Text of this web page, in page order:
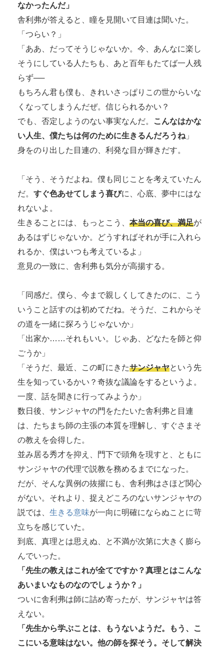
なかったんだ」
舎利弗が答えると、瞳を見開いて目連は聞いた。
「つらい？」
「ああ、だってそうじゃないか。今、あんなに楽し
そうにしている人たちも、あと百年もたてば一人残
らず──
もちろん君も僕も、きれいさっぱりこの世からいな
くなってしまうんだぜ。信じられるかい？
でも、否定しようのない事実なんだ。
こんなはかな
い人生、僕たちは何のために生きるんだろうね 」
身をのり出した目連の、利発な目が輝きだす。
「そう、そうだよね。僕も同じことを考えていたん
だ。 すぐ色あせてしまう喜びに、心底、夢中にはな
れないよ。
生きることには、もっとこう、 本当の喜び、満足が
あるはずじゃないか。どうすればそれが手に入れら
れるか、僕はいつも考えているよ」
意見の一致に、舎利弗も気分が高揚する。
「同感だ。僕ら、今まで親しくしてきたのに、こう
いうこと話すのは初めてだね。そうだ、これからそ
の道を一緒に探ろうじゃないか」
「出家か……それもいい。じゃあ、どなたを師と仰
ごうか」
「そうだ、最近、この町にきたサンジャヤという先
生を知っているかい？奇抜な議論をするというよ。
一度、話を聞きに行ってみようか」
数日後、サンジャヤの門をたたいた舎利弗と目連
は、たちまち師の主張の本質を理解し、すぐさまそ
の教えを会得した。
並み居る秀才を抑え、門下で頭角を現すと、ともに
サンジャヤの代理で説教を務めるまでになった。
だが、そんな異例の抜擢にも、舎利弗はさほど関心
がない。それより、捉えどころのないサンジャヤの
説では、 生きる意味が一向に明確にならぬことに苛
立ちを感じていた。
到底、真理とは思えぬ、と不満が次第に大きく膨ら
んでいった。
「先生の教えはこれが全てですか？真理とはこんな
あいまいなものなのでしょうか？」
ついに舎利弗は師に詰め寄ったが、サンジャヤは答
えない。
「先生から学ぶことは、もうないようだ。もう、こ
こにいる意味はない。他の師を探そう。そして解決